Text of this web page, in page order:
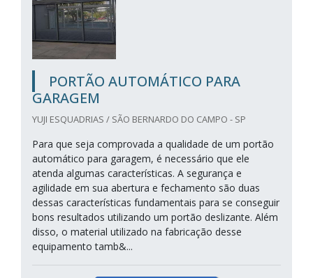
PORTÃO AUTOMÁTICO PARA
GARAGEM
YUJI ESQUADRIAS / SÃO BERNARDO DO CAMPO - SP
Para que seja comprovada a qualidade de um portão
automático para garagem, é necessário que ele
atenda algumas características. A segurança e
agilidade em sua abertura e fechamento são duas
dessas características fundamentais para se conseguir
bons resultados utilizando um portão deslizante. Além
disso, o material utilizado na fabricação desse
equipamento tamb&...